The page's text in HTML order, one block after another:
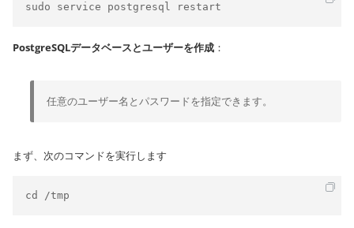
sudo service postgresql restart
PostgreSQLデータベースとユーザーを作成 ：
任意のユーザー名とパスワードを指定できます。
まず、次のコマンドを実行します
cd /tmp